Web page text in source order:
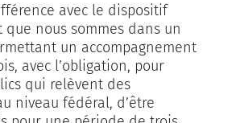
avec le dispositif
que nous sommes dans un
un accompagnement
avec l’obligation, pour
qui relèvent des
niveau fédéral, d’être